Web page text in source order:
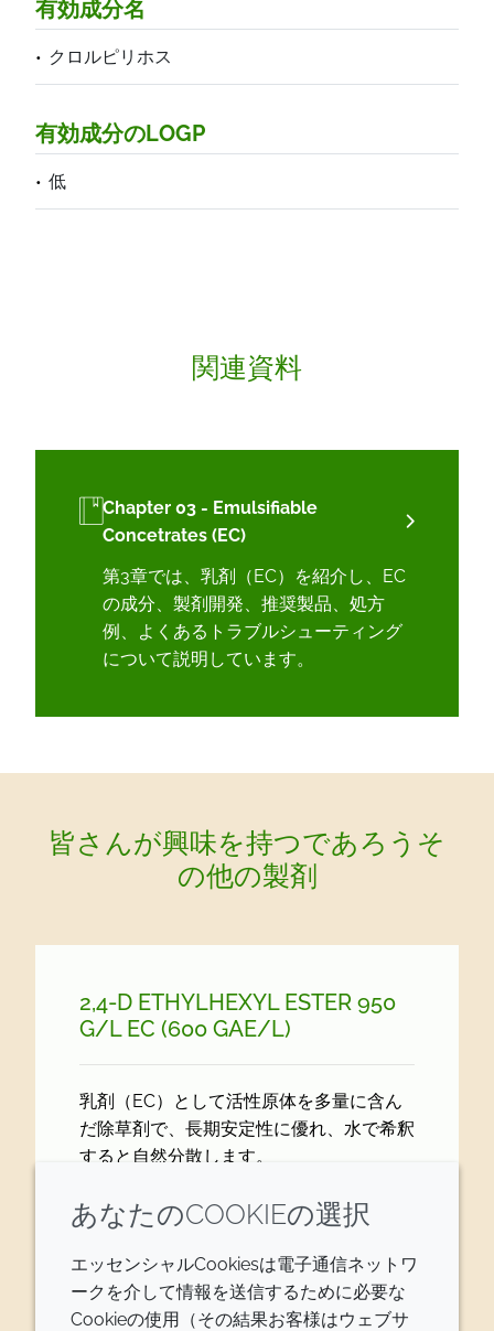
有効成分名
クロルピリホス
有効成分のLOGP
低
関連資料
Chapter 03 - Emulsifiable
Concetrates (EC)
第3章では、乳剤（EC）を紹介し、EC
の成分、製剤開発、推奨製品、処方
例、よくあるトラブルシューティング
について説明しています。
皆さんが興味を持つであろうそ
の他の製剤
2,4-D ETHYLHEXYL ESTER 950
G/L EC (600 GAE/L)
乳剤（EC）として活性原体を多量に含ん
だ除草剤で、長期安定性に優れ、水で希釈
すると自然分散します。
処方を見る
あなたのCOOKIEの選択
エッセンシャルCookiesは電子通信ネットワ
ークを介して情報を送信するために必要な
Cookieの使用（その結果お客様はウェブサ